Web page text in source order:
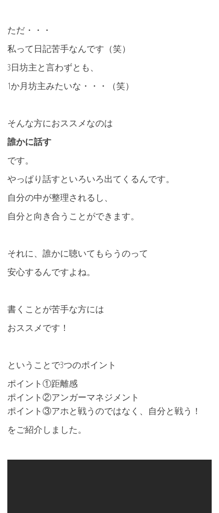
ただ・・・
私って日記苦手なんです（笑）
3日坊主と言わずとも、
1か月坊主みたいな・・・（笑）
そんな方におススメなのは
誰かに話す
です。
やっぱり話すといろいろ出てくるんです。
自分の中が整理されるし、
自分と向き合うことができます。
それに、誰かに聴いてもらうのって
安心するんですよね。
書くことが苦手な方には
おススメです！
ということで3つのポイント
ポイント①距離感
ポイント②アンガーマネジメント
ポイント③アホと戦うのではなく、自分と戦う！
をご紹介しました。